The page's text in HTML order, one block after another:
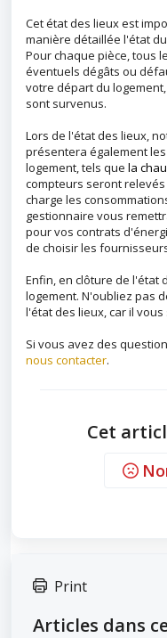
Cet état des lieux est
manière détaillée l'état
Pour chaque pièce, tous
éventuels dégâts ou
votre départ du
sont survenus.
Lors de l'état des lieux,
présentera également
logement, tels que la
compteurs seront
charge les
gestionnaire vous
pour vos contrats
de choisir les
Enfin, en clôture de l'état
logement. N'oubliez pas
l'état des lieux, car il
Si vous avez des
nous contacter.
Cet
Print
Articles dans